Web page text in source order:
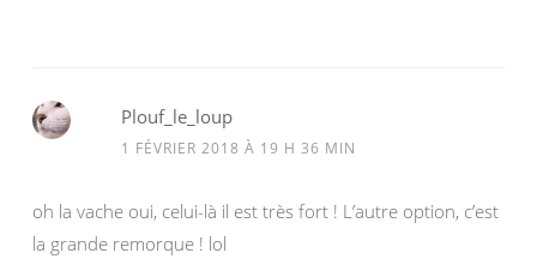
Plouf_le_loup
1 FÉVRIER 2018 À 19 H 36 MIN
oh la vache oui, celui-là il est très fort ! L’autre option, c’est
la grande remorque ! lol